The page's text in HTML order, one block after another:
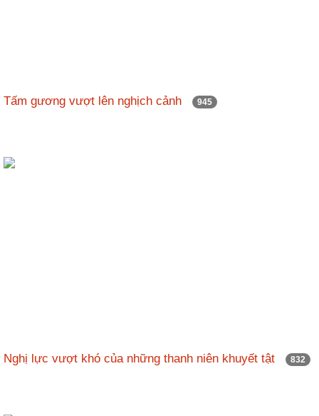
Tấm gương vượt lên nghịch cảnh 945
Nghị lực vượt khó của những thanh niên khuyết tật 832